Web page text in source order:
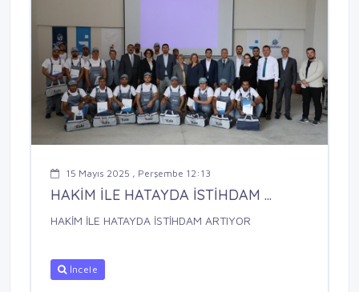
15 Mayıs 2025 , Perşembe 12:13
HAKİM İLE HATAYDA İSTİHDAM ...
HAKİM İLE HATAYDA İSTİHDAM ARTIYOR
İncele